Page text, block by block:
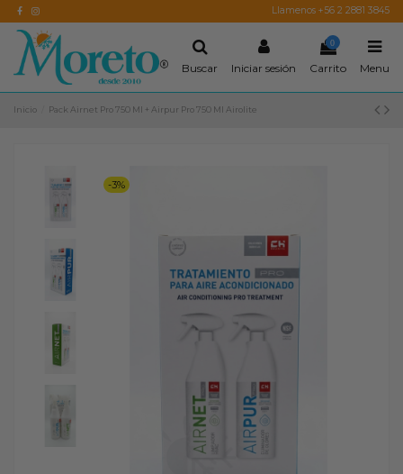
Llamenos +56 2 2881 3845
Buscar Iniciar sesión
0
Carrito Menu
Inicio Pack Airnet Pro 750 Ml + Airpur Pro 750 Ml Airolite
-3%